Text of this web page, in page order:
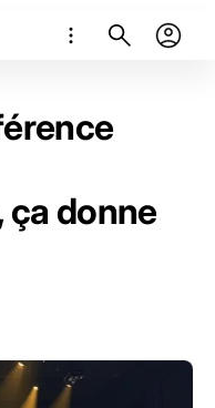
ça donne